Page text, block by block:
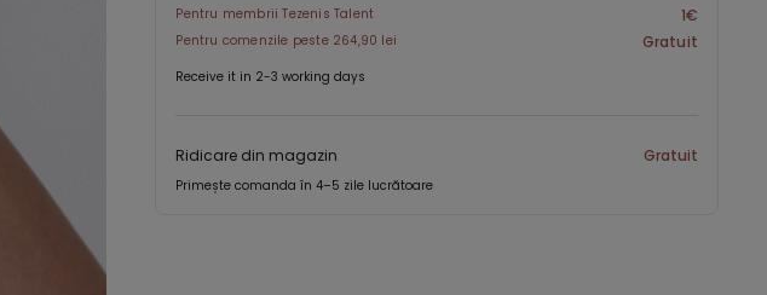
Pentru membrii Tezenis Talent 1€
Pentru comenzile peste 264,90 lei Gratuit
Receive it in 2-3 working days
Ridicare din magazin Gratuit
Primește comanda în 4–5 zile lucrătoare